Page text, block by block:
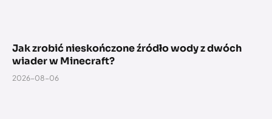
Jak zrobić nieskończone źródło wody z dwóch
wiader w Minecraft?
2026-08-06